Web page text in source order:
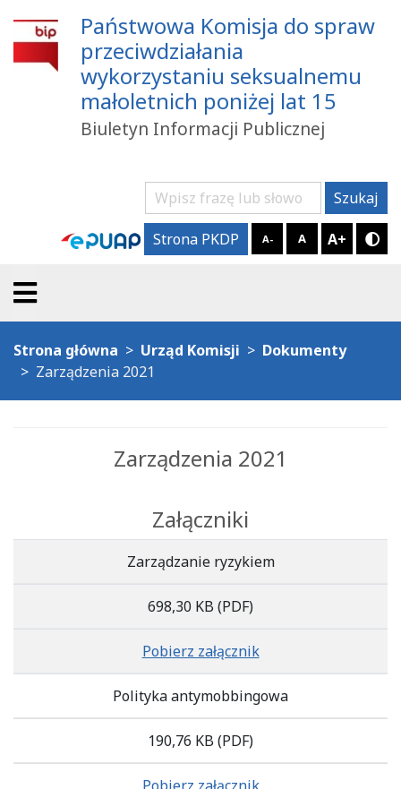
Państwowa Komisja do spraw
przeciwdziałania
wykorzystaniu seksualnemu
małoletnich poniżej lat 15
Biuletyn Informacji Publicznej
Szukaj Szukaj
Strona PKDP A- A A+
Strona główna Urząd Komisji
Dokumenty
Zarządzenia 2021
Zarządzenia 2021
Załączniki
Zarządzanie ryzykiem
698,30 KB (PDF)
Pobierz załącznik
Polityka antymobbingowa
190,76 KB (PDF)